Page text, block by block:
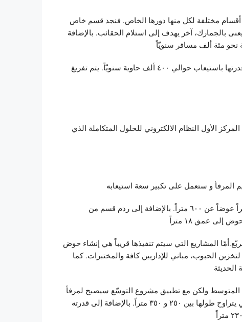
مختلفة لكل منها دورها الخاص. فنجد قسم خاص
بالجمارك، آخر يهدف إلى استلام الحقائب. بالإضافة
تمتد منطقة الحاويات على مساحة ثمانين ألف متر مربّع. تتمثّل قدرتها باستيعاب حوالي ٤٠٠ ألف حاوية سنويّاً. يتم تفريغ
الأول النظام الالكتروني للحلول المتكاملة الذي
سيتم امتداد طول الرصيف الجديد الذي تم إنشاؤه إلى ١٢٠٠ متراً عوضاً عن ٦٠٠ متراً. بالإضافة إلى ردم قسم من
خاصة تبلغ مساحتها ٥٠٠ ألف متر مربّع.أمّا المشاريع التي سيتم تنفيذها قريباً هي إنشاء حوض
الحبوب، مباني للإداريين كافة والمختبرات. كما
المتوسط ولكن مع تطبيق مشروع التوسّع سيصبح لمرفأ
طرابلس قدرة لاستيعاب ثلاث أو أربع سفن من الحجم الكبير التي يتراوح طولها بين ٢٥٠ و ٣٥٠ متراً. بالإضافة إلى قدرته